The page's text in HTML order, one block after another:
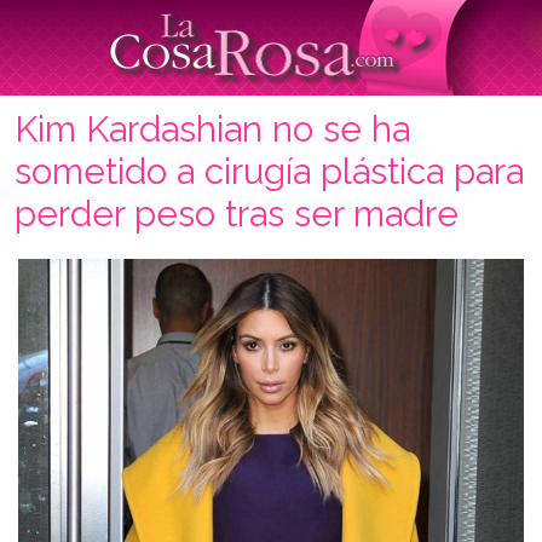
Kim Kardashian no se ha
sometido a cirugía plástica para
perder peso tras ser madre